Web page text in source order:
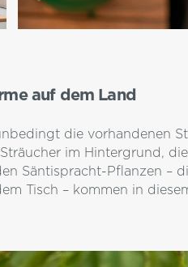
auf dem Land
die vorhandenen
im Hintergrund,
Säntispracht-Pflanzen –
Tisch – kommen in